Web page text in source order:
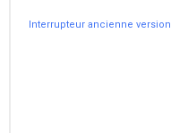
Interrupteur ancienne version